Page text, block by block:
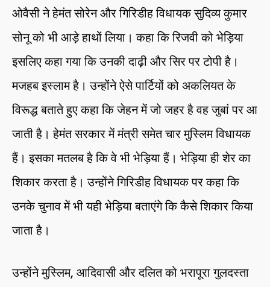
ओवैसी ने हेमंत सोरेन और गिरिडीह विधायक सुदिव्य कुमार
सोनू को भी आड़े हाथों लिया। कहा कि रिजवी को भेड़िया
इसलिए कहा गया कि उनकी दाढ़ी और सिर पर टोपी है।
मजहब इस्लाम है। उन्होंने ऐसे पार्टियों को अकलियत के
विरूद्ध बताते हुए कहा कि जेहन में जो जहर है वह जुबां पर आ
जाती है। हेमंत सरकार में मंत्री समेत चार मुस्लिम विधायक
हैं। इसका मतलब है कि वे भी भेड़िया हैं। भेड़िया ही शेर का
शिकार करता है। उन्होंने गिरिडीह विधायक पर कहा कि
उनके चुनाव में भी यही भेड़िया बताएंगे कि कैसे शिकार किया
जाता है।
उन्होंने मुस्लिम, आदिवासी और दलित को भरापूरा गुलदस्ता